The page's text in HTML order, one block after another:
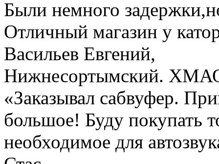
Были немного
Отличный магазин у
Васильев Евгений,
Нижнесортымский.
«Заказывал сабвуфер.
большое! Буду покупать
необходимое для